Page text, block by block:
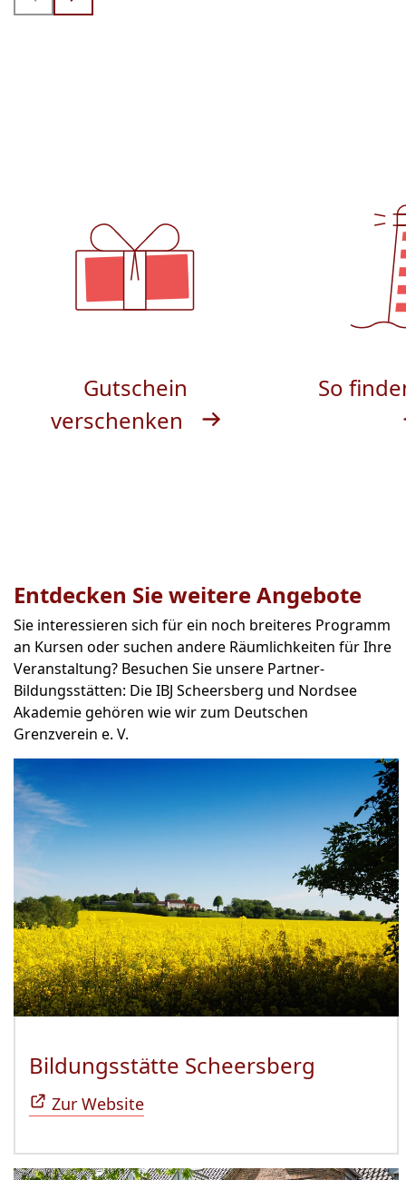
Gutschein
verschenken
So
Entdecken Sie weitere Angebote
Sie interessieren sich für ein noch breiteres Programm
an Kursen oder suchen andere Räumlichkeiten für Ihre
Veranstaltung? Besuchen Sie unsere Partner-
Bildungsstätten: Die IBJ Scheersberg und Nordsee
Akademie gehören wie wir zum Deutschen
Grenzverein e. V.
Bildungsstätte Scheersberg
Zur Website